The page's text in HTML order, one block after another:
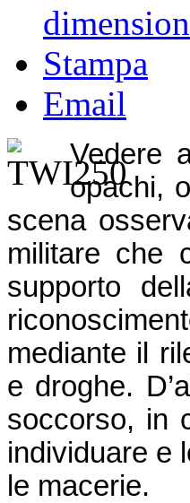
Stampa
Email
Vedere
opachi,
scena
militare che
supporto
mediante il
e droghe.
soccorso, in
individuare e
le macerie.